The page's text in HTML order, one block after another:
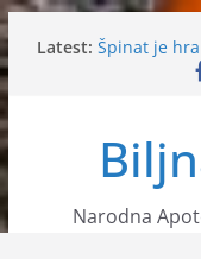
Skip
to
content
Latest: Špinat je
Vitamin
Napravite
protiv
Narodna